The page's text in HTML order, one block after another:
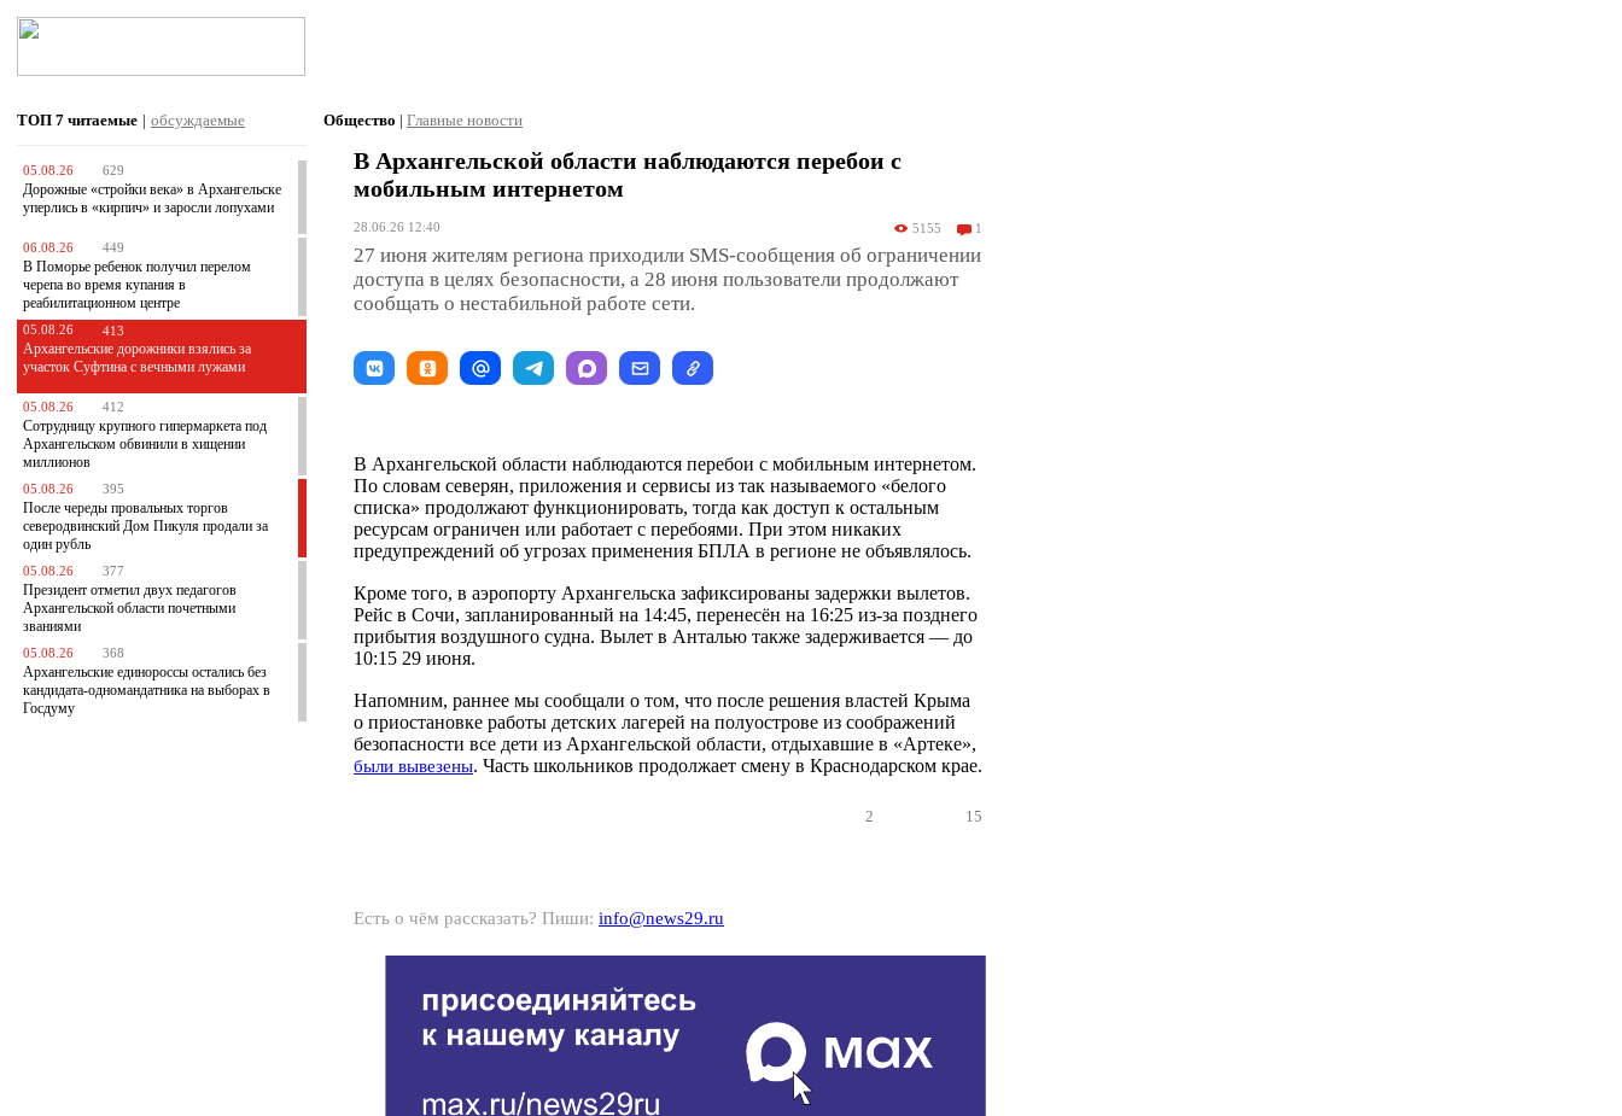
ТОП 7 читаемые | обсуждаемые
05.08.26 629
Дорожные «стройки века» в Архангельске
уперлись в «кирпич» и заросли лопухами
06.08.26 449
В Поморье ребенок получил перелом
черепа во время купания в
реабилитационном центре
05.08.26 413
Архангельские дорожники взялись за
участок Суфтина с вечными лужами
05.08.26 412
Сотрудницу крупного гипермаркета под
Архангельском обвинили в хищении
миллионов
05.08.26 395
После череды провальных торгов
северодвинский Дом Пикуля продали за
один рубль
05.08.26 377
Президент отметил двух педагогов
Архангельской области почетными
званиями
05.08.26 368
Архангельские единороссы остались без
кандидата-одномандатника на выборах в
Госдуму
Общество | Главные новости
В Архангельской области наблюдаются перебои с
мобильным интернетом
28.06.26 12:40 5155 1
27 июня жителям региона приходили SMS-сообщения об ограничении
доступа в целях безопасности, а 28 июня пользователи продолжают
сообщать о нестабильной работе сети.
В Архангельской области наблюдаются перебои с мобильным интернетом.
По словам северян, приложения и сервисы из так называемого «белого
списка» продолжают функционировать, тогда как доступ к остальным
ресурсам ограничен или работает с перебоями. При этом никаких
предупреждений об угрозах применения БПЛА в регионе не объявлялось.
Кроме того, в аэропорту Архангельска зафиксированы задержки вылетов.
Рейс в Сочи, запланированный на 14:45, перенесён на 16:25 из-за позднего
прибытия воздушного судна. Вылет в Анталью также задерживается — до
10:15 29 июня.
Напомним, раннее мы сообщали о том, что после решения властей Крыма
о приостановке работы детских лагерей на полуострове из соображений
безопасности все дети из Архангельской области, отдыхавшие в «Артеке»,
были вывезены. Часть школьников продолжает смену в Краснодарском крае.
2 15
Есть о чём рассказать? Пиши: info@news29.ru